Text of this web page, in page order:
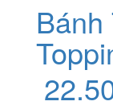
Bánh